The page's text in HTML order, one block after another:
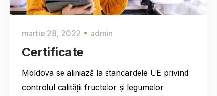
martie 28, 2022 admin
Certificate
Moldova se aliniază la standardele UE privind
controlul calității fructelor și legumelor